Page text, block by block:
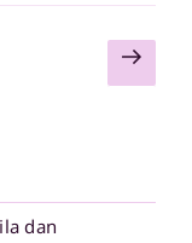
dan